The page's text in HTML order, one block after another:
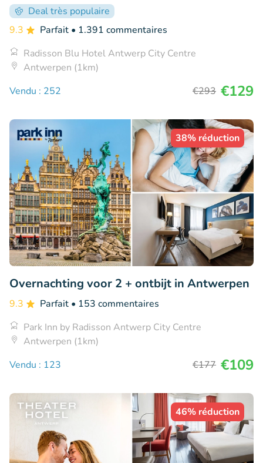
Deal très populaire
9.3
Parfait • 1.391 commentaires
Radisson Blu Hotel Antwerp City Centre
Antwerpen (1km)
Vendu : 252
€293 €129
38% réduction
Overnachting voor 2 + ontbijt in Antwerpen
9.3 Parfait • 153 commentaires
Park Inn by Radisson Antwerp City Centre
Antwerpen (1km)
Vendu : 123
€177 €109
46% réduction